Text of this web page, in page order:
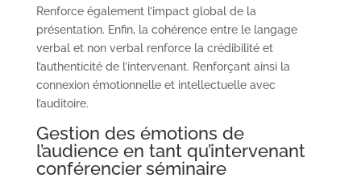
Renforce également l’impact global de la
présentation. Enfin, la cohérence entre le langage
verbal et non verbal renforce la crédibilité et
l’authenticité de l’intervenant. Renforçant ainsi la
connexion émotionnelle et intellectuelle avec
l’auditoire.
Gestion des émotions de
l’audience en tant qu’intervenant
conférencier séminaire